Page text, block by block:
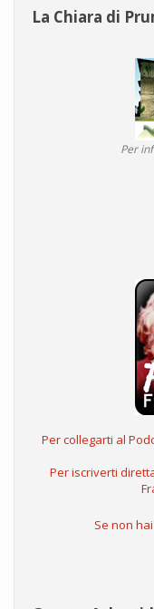
La Chiara di
Per
Per collegarti al
Per iscriverti
Se non